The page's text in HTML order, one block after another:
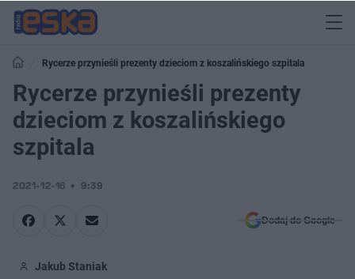
Rycerze przynieśli prezenty dzieciom z koszalińskiego szpitala
Rycerze przynieśli prezenty
dzieciom z koszalińskiego
szpitala
2021-12-16 9:39
Dodaj do Google
Jakub Staniak